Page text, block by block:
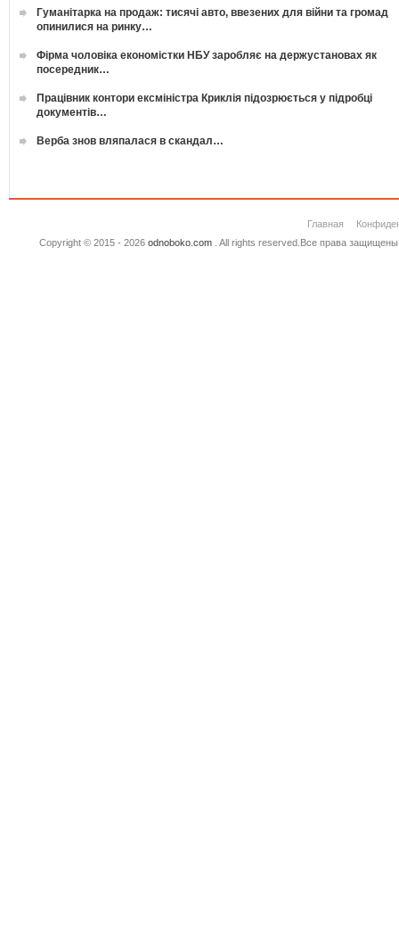
Гуманітарка на продаж: тисячі авто, ввезених для війни та громад
опинилися на ринку…
Фірма чоловіка економістки НБУ заробляє на держустановах як
посередник…
Працівник контори ексміністра Криклія підозрюється у підробці
документів…
Верба знов вляпалася в скандал…
Главная
Copyright © 2015 - 2026 odnoboko.com. All rights reserved.Все права защищены.